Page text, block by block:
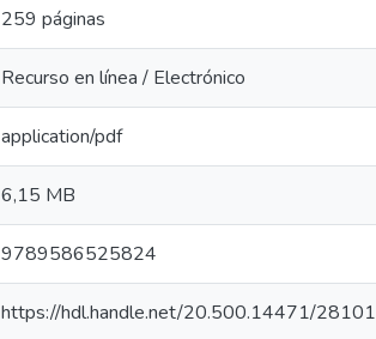
259 páginas
Recurso en línea / Electrónico
application/pdf
6,15 MB
9789586525824
https://hdl.handle.net/20.500.14471/28101